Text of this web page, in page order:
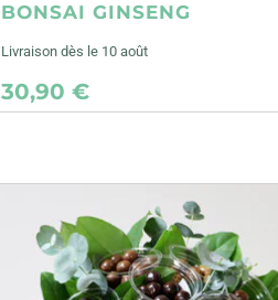
BONSAI GINSENG
Livraison dès le 10 août
30,90 €